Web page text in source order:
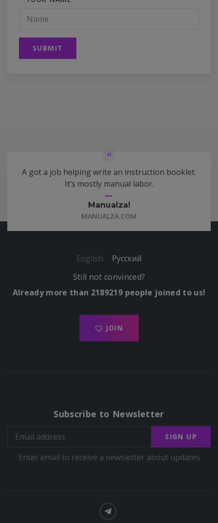
SUBMIT
A got a job helping write an instruction booklet.
It’s mostly manual labor.
Manualza!
MANUALZA.COM
English
Русский
Still not convinced?
Already more than 2189219 people joined to us!
JOIN
Subscribe to Newsletter
SIGN UP
Enter email to receive a newsletter about updates